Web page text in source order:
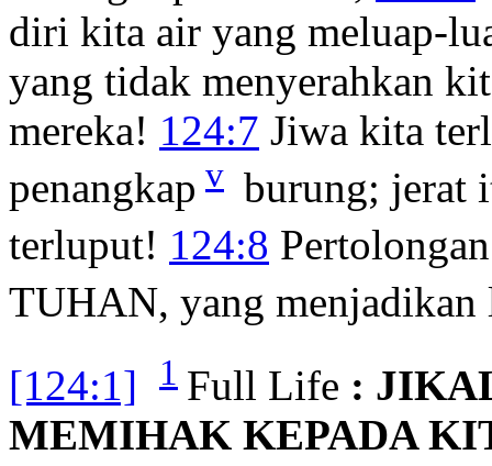
diri kita air yang meluap-
yang tidak menyerahkan
mereka! 124:7 Jiwa kita
penangkap v burung; jerat
terluput! 124:8
TUHAN, yang menjadikan
[124:1]
1 Full Life :
MEMIHAK KEPADA